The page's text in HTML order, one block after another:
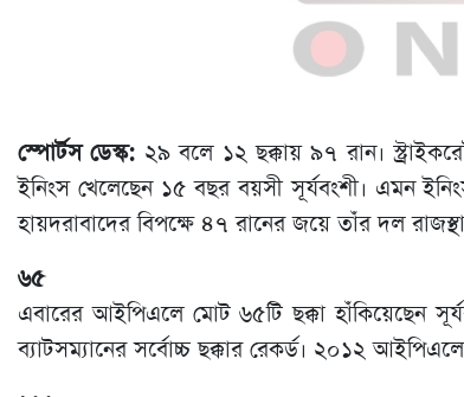
স্পোর্টস ডেস্ক: ২৯ বলে ১২ ছক্কায় ৯৭ রান।
ইনিংস খেলেছেন ১৫ বছর বয়সী সূর্যবংশী। এমন
হায়দরাবাদের বিপক্ষে ৪৭ রানের জয়ে তাঁর দল
৬৫
এবারের আইপিএলে মোট ৬৫টি ছক্কা হাঁকিয়েছেন
ব্যাটসম্যানের সর্বোচ্চ ছক্কার রেকর্ড। ২০১২